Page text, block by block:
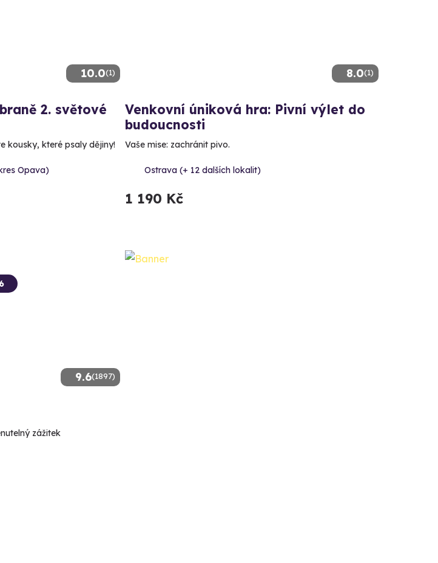
10.0(1)
2. světové
kousky, které psaly dějiny!
Opava)
8.0(1)
Venkovní úniková hra: Pivní výlet do
budoucnosti
Vaše mise: zachránit pivo.
Ostrava (+ 12 dalších lokalit)
1 190 Kč
9.6(1897)
zážitek